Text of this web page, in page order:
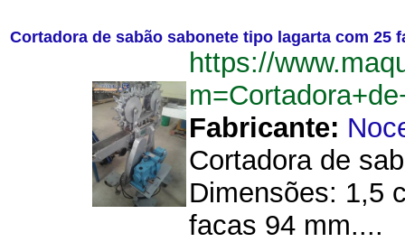
Cortadora de sabão sabonete tipo lagarta com 25
https://
Fabricante:
Cortadora de
Dimensões: 1,5
facas 94 mm....